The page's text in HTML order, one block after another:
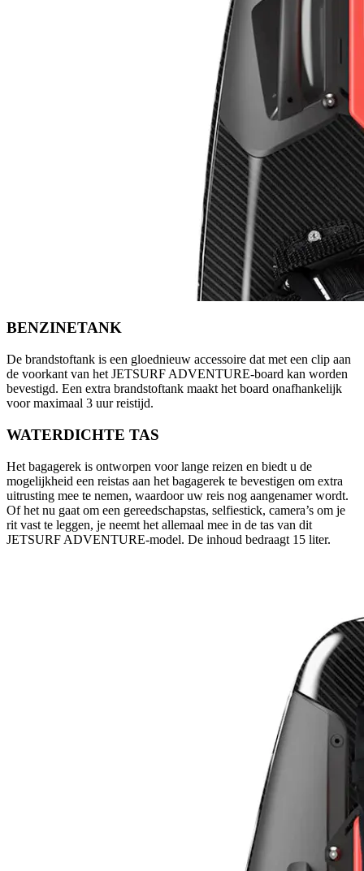
BENZINETANK
De brandstoftank is een gloednieuw accessoire dat met een clip aan
de voorkant van het JETSURF ADVENTURE-board kan worden
bevestigd. Een extra brandstoftank maakt het board onafhankelijk
voor maximaal 3 uur reistijd.
WATERDICHTE TAS
Het bagagerek is ontworpen voor lange reizen en biedt u de
mogelijkheid een reistas aan het bagagerek te bevestigen om extra
uitrusting mee te nemen, waardoor uw reis nog aangenamer wordt.
Of het nu gaat om een ​​gereedschapstas, selfiestick, camera’s om je
rit vast te leggen, je neemt het allemaal mee in de tas van dit
JETSURF ADVENTURE-model. De inhoud bedraagt ​​15 liter.